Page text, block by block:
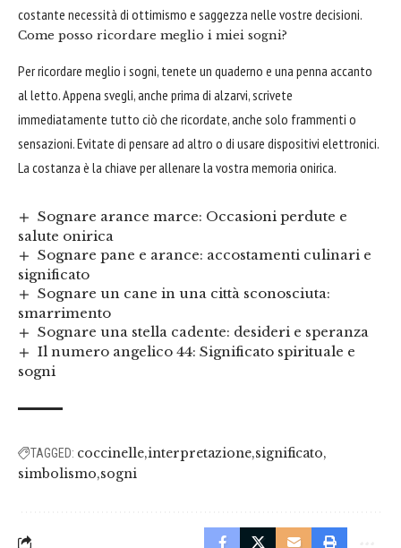
costante necessità di ottimismo e saggezza nelle vostre decisioni.
Come posso ricordare meglio i miei sogni?
Per ricordare meglio i sogni, tenete un quaderno e una penna accanto
al letto. Appena svegli, anche prima di alzarvi, scrivete
immediatamente tutto ciò che ricordate, anche solo frammenti o
sensazioni. Evitate di pensare ad altro o di usare dispositivi elettronici.
La costanza è la chiave per allenare la vostra memoria onirica.
Sognare arance marce: Occasioni perdute e
salute onirica
Sognare pane e arance: accostamenti culinari e
significato
Sognare un cane in una città sconosciuta:
smarrimento
Sognare una stella cadente: desideri e speranza
Il numero angelico 44: Significato spirituale e
sogni
TAGGED: coccinelle interpretazione significato
simbolismo sogni